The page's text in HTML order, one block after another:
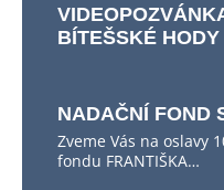
BÍTEŠSKÉ HODY
NADAČNÍ FOND
Zveme Vás na oslavy
fondu FRANTIŠKA…